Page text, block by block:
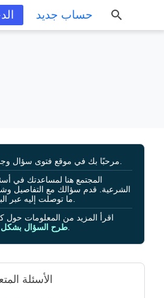
حساب جديد
المجتمع هنا لمساعدتك في
الشرعية. قدم سؤالك مع التفاصيل
اقرأ المزيد من المعلومات حول
طرح السؤال بشكل
الأسئلة